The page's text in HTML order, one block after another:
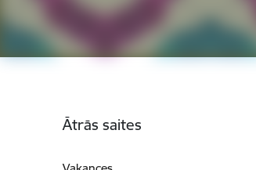
Ātrās saites